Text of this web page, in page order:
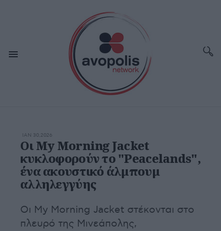
ΙΑΝ 30,2026
Οι My Morning Jacket
κυκλοφορούν το "Peacelands",
ένα ακουστικό άλμπουμ
αλληλεγγύης
Οι My Morning Jacket στέκονται στο
πλευρό της Μινεάπολης,